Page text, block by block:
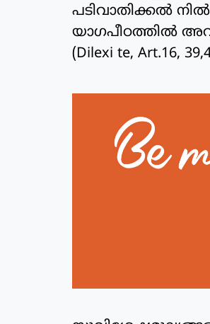
പടിവാതിക്കല്‍
യാഗപീഠത്തില്‍
(Dilexi te, Art.16,